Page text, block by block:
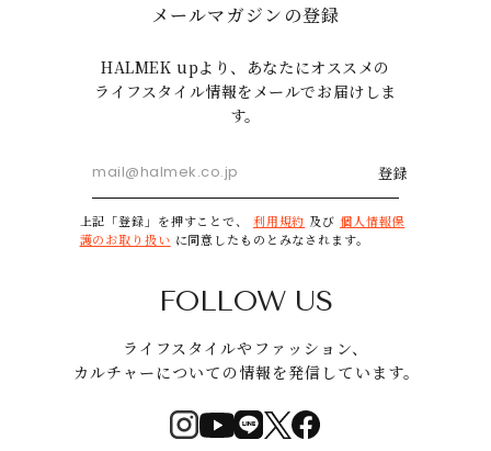
メールマガジンの登録
HALMEK upより、あなたにオススメの
ライフスタイル情報をメールでお届けしま
す。
登録
上記「登録」を押すことで、 利用規約 及び 個人情報保
護のお取り扱い に同意したものとみなされます。
FOLLOW US
ライフスタイルやファッション、
カルチャーについての情報を発信しています。